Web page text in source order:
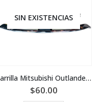
SIN EXISTENCIAS
Parrilla Mitsubishi Outlander 2017
$60.00